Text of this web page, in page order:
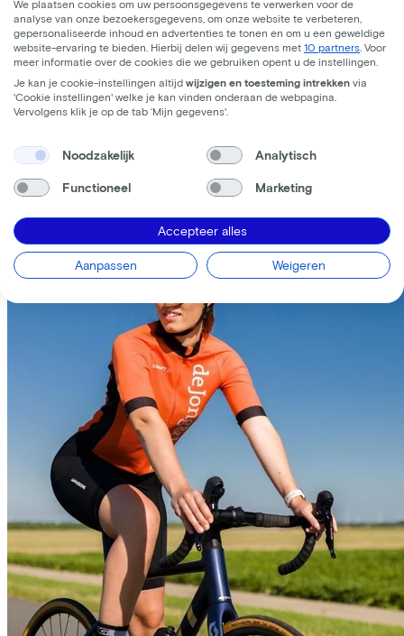
Unieke verhalen van onze fietsers
We plaatsen cookies om uw persoonsgegevens te verwerken voor de
analyse van onze bezoekersgegevens, om onze website te verbeteren,
gepersonaliseerde inhoud en advertenties te tonen en om u een geweldige
website-ervaring te bieden. Hierbij delen wij gegevens met 10 partners . Voor
meer informatie over de cookies die we gebruiken opent u de instellingen.
Je kan je cookie-instellingen altijd wijzigen en toesteming intrekken via
'Cookie instellingen' welke je kan vinden onderaan de webpagina.
Vervolgens klik je op de tab ‘Mijn gegevens'.
Noodzakelijk Analytisch
Functioneel Marketing
Accepteer alles
Aanpassen Weigeren